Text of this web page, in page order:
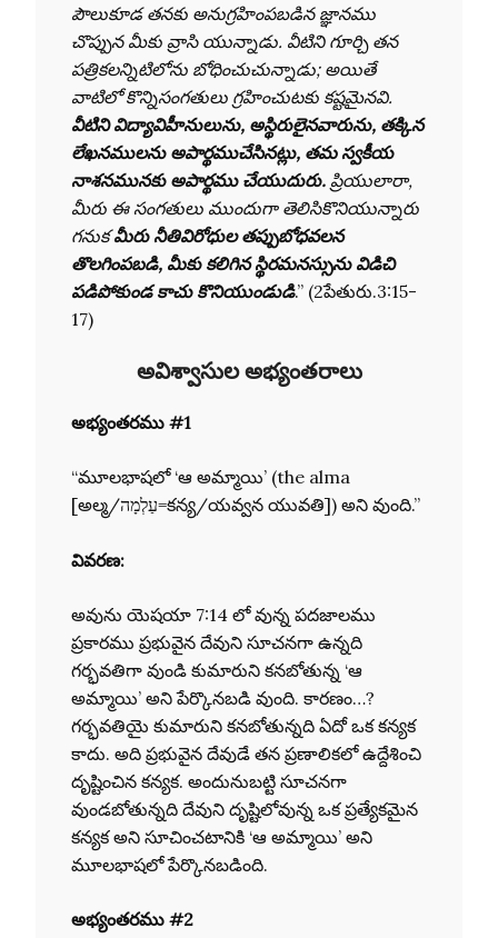
పౌలుకూడ తనకు అనుగ్రహింపబడిన జ్ఞానము
చొప్పున మీకు వ్రాసి యున్నాడు. వీటిని గూర్చి తన
పత్రికలన్నిటిలోను బోధించుచున్నాడు; అయితే
వాటిలో కొన్నిసంగతులు గ్రహించుటకు కష్టమైనవి.
వీటిని విద్యావిహీనులును, అస్థిరులైనవారును, తక్కిన
లేఖనములను అపార్థముచేసినట్లు, తమ స్వకీయ
నాశనమునకు అపార్థము చేయుదురు. ప్రియులారా,
మీరు ఈ సంగతులు ముందుగా తెలిసికొనియున్నారు
గనుకమీరు నీతివిరోధుల తప్పుబోధవలన
తొలగింపబడి, మీకు కలిగిన స్థిరమనస్సును విడిచి
పడిపోకుండ కాచు కొనియుండుడి.” (2పేతురు.3:15-
17)
అవిశ్వాసుల అభ్యంతరాలు
అభ్యంతరము #1
“మూలభాషలో ‘ఆ అమ్మాయి’ (the alma
[అల్మ/עַלְמָה=కన్య/యవ్వన యువతి]) అని వుంది.”
వివరణ:
అవును యెషయా 7:14 లో వున్న పదజాలము
ప్రకారము ప్రభువైన దేవుని సూచనగా ఉన్నది
గర్భవతిగా వుండి కుమారుని కనబోతున్న ‘ఆ
అమ్మాయి’ అని పేర్కొనబడి వుంది. కారణం…?
గర్భవతియై కుమారుని కనబోతున్నది ఏదో ఒక కన్యక
కాదు. అది ప్రభువైన దేవుడే తన ప్రణాలికలో ఉద్దేశించి
దృష్టించిన కన్యక. అందునుబట్టి సూచనగా
వుండబోతున్నది దేవుని దృష్టిలోవున్న ఒక ప్రత్యేకమైన
కన్యక అని సూచించటానికి ‘ఆ అమ్మాయి’ అని
మూలభాషలో పేర్కొనబడింది.
అభ్యంతరము #2